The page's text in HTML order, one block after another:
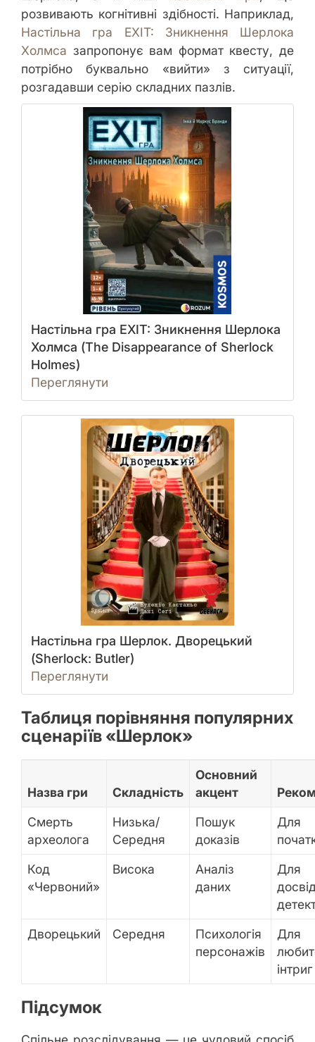
розвивають когнітивні здібності. Наприклад,
Настільна гра EXIT: Зникнення Шерлока
Холмса запропонує вам формат квесту, де
потрібно буквально «вийти» з ситуації,
розгадавши серію складних пазлів.
Настільна гра EXIT: Зникнення Шерлока
Холмса (The Disappearance of Sherlock
Holmes)
Переглянути
Настільна гра Шерлок. Дворецький
(Sherlock: Butler)
Переглянути
Таблиця порівняння популярних
сценаріїв «Шерлок»
Назва гри Складність
Основний
акцент
Смерть
археолога
Низька/
Середня
Пошук
доказів
Для
Код
«Червоний»
Висока
Аналіз
даних
Для
Дворецький
Середня
Психологія
персонажів
Для
інтриг
Підсумок